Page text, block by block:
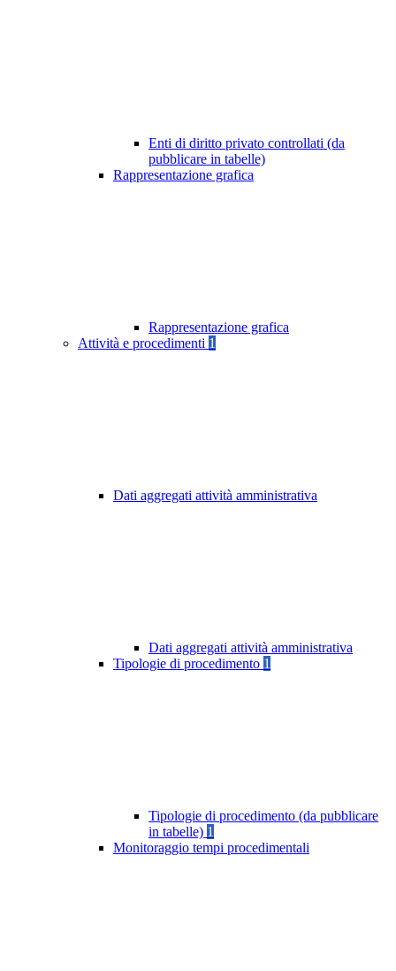
Enti di diritto privato controllati (da
pubblicare in tabelle)
Rappresentazione grafica
Rappresentazione grafica
Attività e procedimenti 1
Dati aggregati attività amministrativa
Dati aggregati attività amministrativa
Tipologie di procedimento 1
Tipologie di procedimento (da pubblicare
in tabelle) 1
Monitoraggio tempi procedimentali